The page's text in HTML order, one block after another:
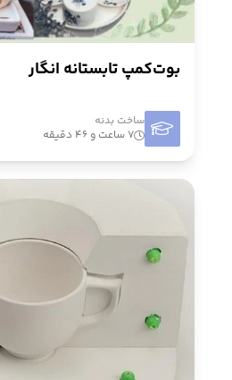
بوت‌کمپ تابستانه انگار
ساخت بدنه
۷ ساعت و ۴۶ دقیقه